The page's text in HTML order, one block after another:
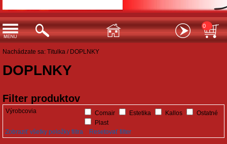
0
Nachádzate sa: Titulka / DOPLNKY
DOPLNKY
Filter produktov
Výrobcovia Comair Estetika Kallos
Ostatné
Plast
Zobraziť všetky položky filtra
Resetovať filter